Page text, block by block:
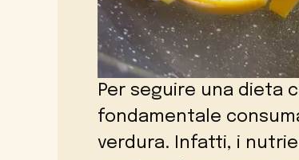
Per seguire una dieta
fondamentale
verdura. Infatti, i